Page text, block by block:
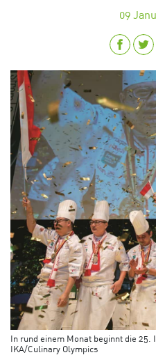
09
In rund einem Monat beginnt die 25.
IKA/Culinary Olympics